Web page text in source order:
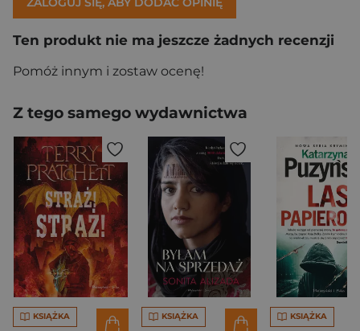
Ten produkt nie ma jeszcze żadnych recenzji
Pomóż innym i zostaw ocenę!
Z tego samego wydawnictwa
KSIĄŻKA KSIĄŻKA KSIĄŻKA